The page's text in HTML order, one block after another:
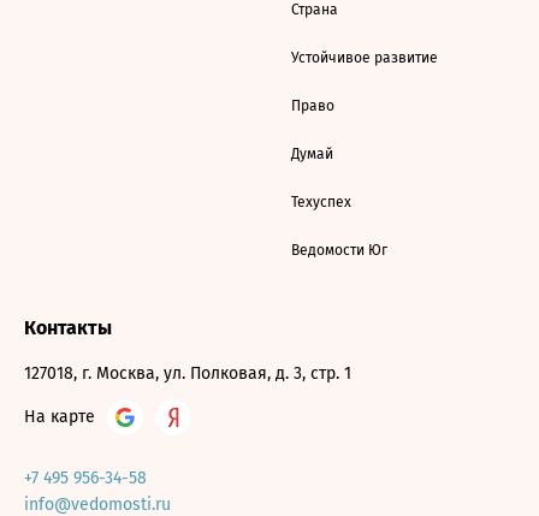
Страна
Устойчивое развитие
Право
Думай
Техуспех
Ведомости Юг
Контакты
127018, г. Москва, ул. Полковая, д. 3, стр. 1
На карте
+7 495 956-34-58
info@vedomosti.ru